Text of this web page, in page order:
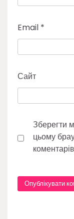
Email *
Сайт
Зберегти
цьому